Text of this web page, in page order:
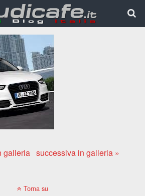
galleria successiva in galleria »
Torna su